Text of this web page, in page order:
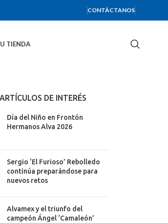
CONTÁCTANOS
TIENDA
DE INTERÉS
Día del Niño en Frontón
Hermanos Alva 2026
Sergio ‘El Furioso’ Rebolledo
continúa preparándose para
nuevos retos
Alvamex y el triunfo del
campeón Ángel ‘Camaleón’